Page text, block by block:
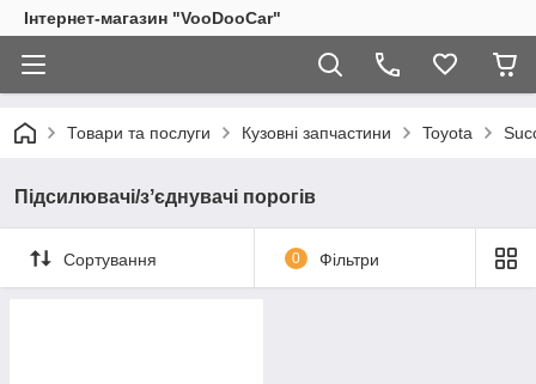
Інтернет-магазин "VooDooCar"
Товари та послуги Кузовні запчастини Toyota
Підсилювачі/зʼєднувачі порогів
Сортування 0 Фільтри